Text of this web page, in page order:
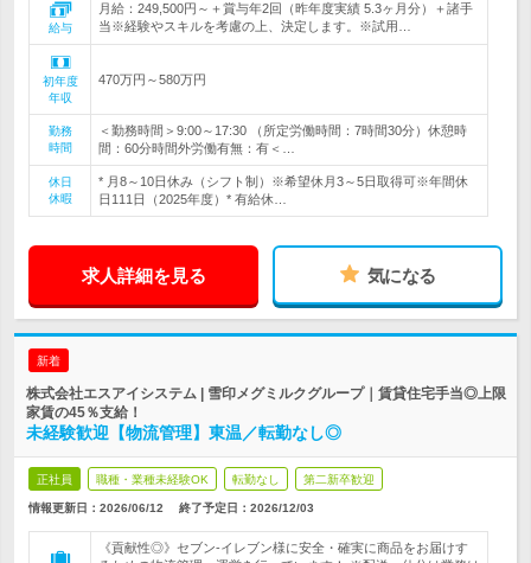
給与
月給：249,500円～＋賞与年2回（昨年度実績 5.3ヶ月分）＋諸手
当※経験やスキルを考慮の上、決定します。※試用…
初年度
年収
470万円～580万円
勤務
時間
＜勤務時間＞9:00～17:30 （所定労働時間：7時間30分）休憩時
間：60分時間外労働有無：有＜…
休日
休暇
* 月8～10日休み（シフト制）※希望休月3～5日取得可※年間休
日111日（2025年度）* 有給休…
求人詳細を見る 気になる
新着
株式会社エスアイシステム | 雪印メグミルクグループ｜賃貸住宅手当◎上限
家賃の45％支給！
未経験歓迎【物流管理】東温／転勤なし◎
正社員 職種・業種未経験OK 転勤なし 第二新卒歓迎
情報更新日：2026/06/12 終了予定日： 2026/12/03
《貢献性◎》セブン‐イレブン様に安全・確実に商品をお届けす